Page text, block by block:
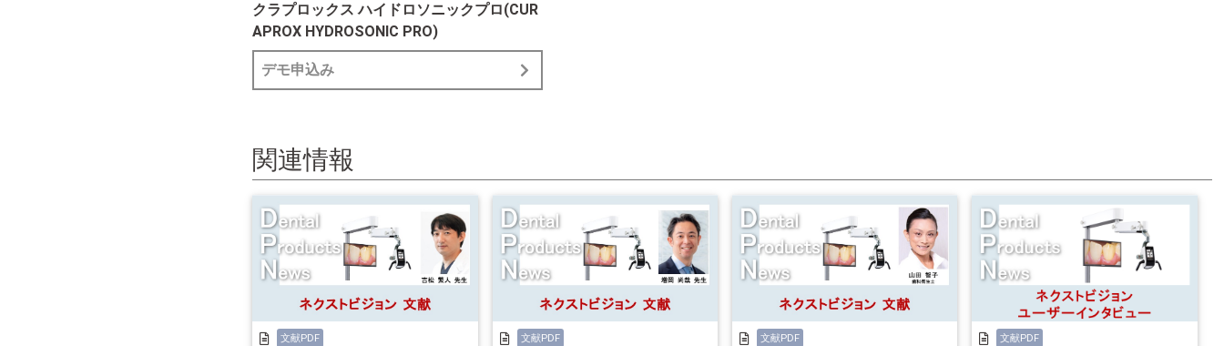
クラプロックス ハイドロソニックプロ(CUR
APROX HYDROSONIC PRO)
デモ申込み
関連情報
文献PDF 文献PDF 文献PDF 文献PDF